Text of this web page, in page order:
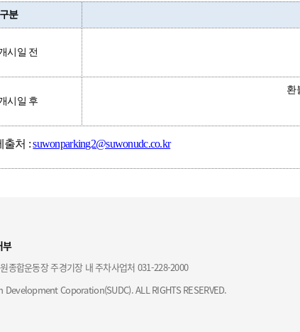
구분
시일 전
시일 후
환
출처 :suwonparking2@suwonudc.co.kr
부
종합운동장 주경기장 내 주차사업처 031-228-2000
Coporation(SUDC). ALL RIGHTS RESERVED.